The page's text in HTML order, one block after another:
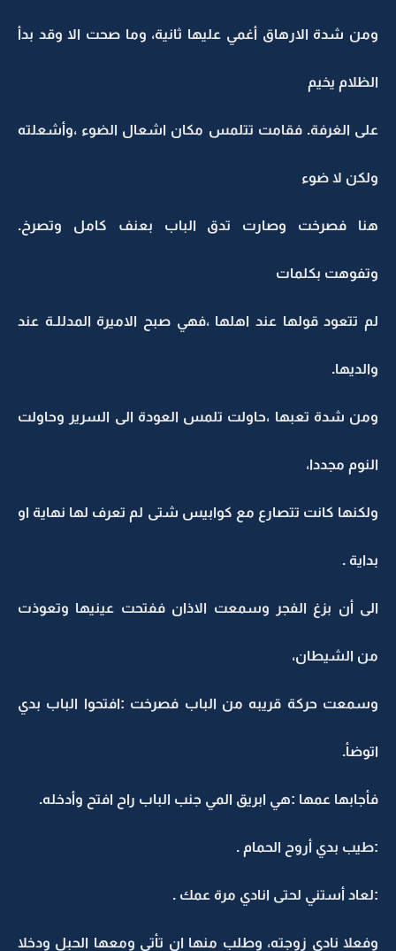
ومن شدة الارهاق أغمي عليها ثانية، وما صحت الا وقد بدأ
الظلام يخيم
على الغرفة. فقامت تتلمس مكان اشعال الضوء ،وأشعلته
ولكن لا ضوء
هنا فصرخت وصارت تدق الباب بعنف كامل وتصرخ.
وتفوهت بكلمات
لم تتعود قولها عند اهلها ،فهي صبح الاميرة المدللـة عند
والديها.
ومن شدة تعبها ،حاولت تلمس العودة الى السرير وحاولت
النوم مجددا،
ولكنها كانت تتصارع مع كوابيس شتى لم تعرف لها نهاية او
بداية .
الى أن بزغ الفجر وسمعت الاذان ففتحت عينيها وتعوذت
من الشيطان،
وسمعت حركة قريبه من الباب فصرخت :افتحوا الباب بدي
اتوضأ.
فأجابها عمها :هي ابريق المي جنب الباب راح افتح وأدخله.
:طيب بدي أروح الحمام .
:لعاد أستني لحتى انادي مرة عمك .
وفعلا نادى زوجته، وطلب منها ان تأتي ومعها الحبل ودخلا